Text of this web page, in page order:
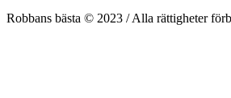
Robbans bästa © 2023 / Alla rättigheter